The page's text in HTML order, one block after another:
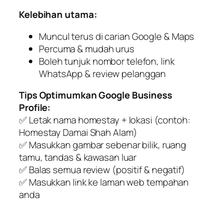
Kelebihan utama:
Muncul terus di carian Google & Maps
Percuma & mudah urus
Boleh tunjuk nombor telefon, link
WhatsApp & review pelanggan
Tips Optimumkan Google Business
Profile:
✅ Letak nama homestay + lokasi (contoh:
Homestay Damai Shah Alam)
✅ Masukkan gambar sebenar bilik, ruang
tamu, tandas & kawasan luar
✅ Balas semua review (positif & negatif)
✅ Masukkan link ke laman web tempahan
anda